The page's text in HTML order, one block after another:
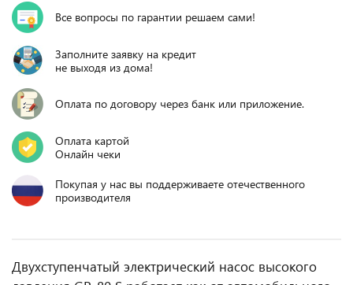
Все вопросы по гарантии решаем сами!
Заполните заявку на кредит
не выходя из дома!
Оплата по договору через банк или приложение.
Оплата картой
Онлайн чеки
Покупая у нас вы поддерживаете отечественного
производителя
Двухступенчатый электрический насос высокого